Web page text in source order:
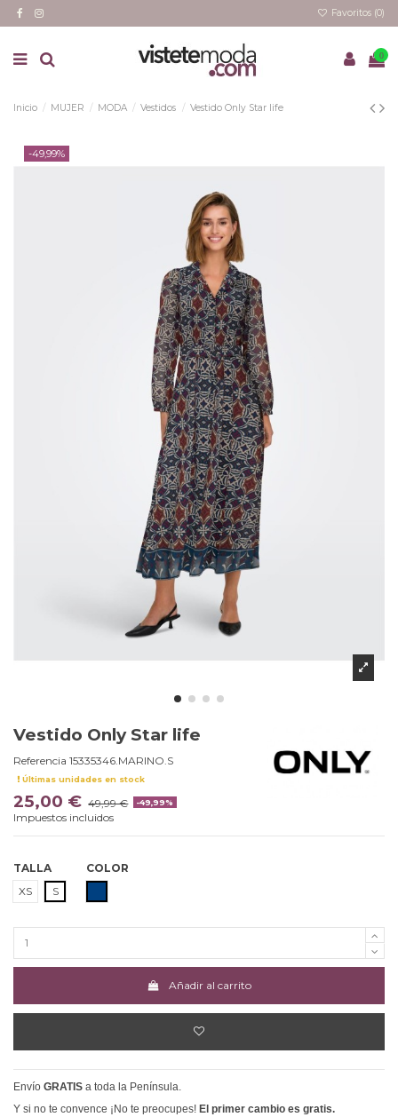
Favoritos (0)
0
Inicio MUJER MODA Vestidos Vestido Only Star life
-49,99%
Vestido Only Star life
Referencia 15335346.MARINO.S
Últimas unidades en stock
25,00 € 49,99 € -49,99%
Impuestos incluidos
TALLA
XS
S
COLOR
Añadir al carrito
Envío GRATIS a toda la Península.
Y si no te convence ¡No te preocupes! El primer cambio es gratis.